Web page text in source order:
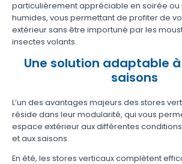
particulièrement appréciable en soirée ou
humides, vous permettant de profiter de
extérieur sans être importuné par les
insectes volants.
Une solution adaptable
saisons
L’un des avantages majeurs des stores
réside dans leur modularité, qui vous
espace extérieur aux différentes
et aux saisons.
En été, les stores verticaux complètent